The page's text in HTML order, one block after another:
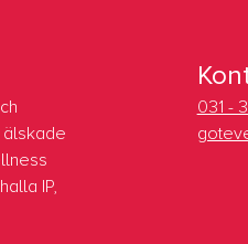
älskade
IP,
031 -